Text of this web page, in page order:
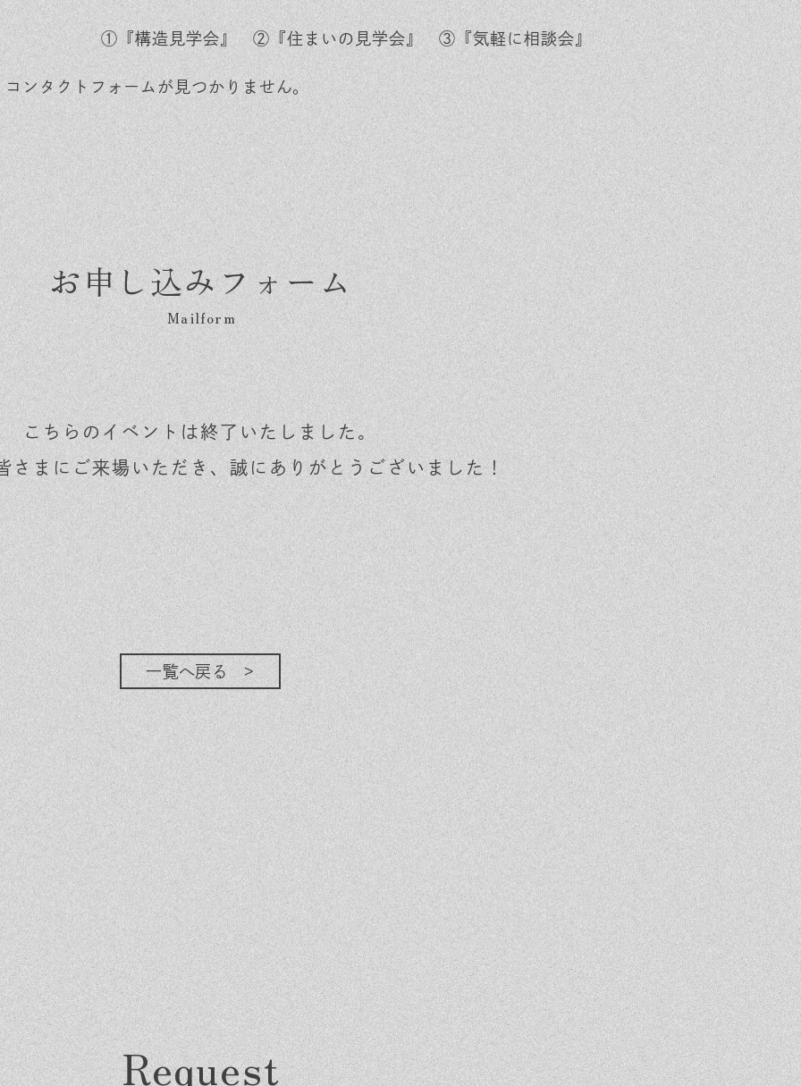
①『構造見学会』 ②『住まいの見学会』 ③『気軽に相談会』
コンタクトフォームが見つかりません。
お申し込みフォーム
こちらのイベントは終了いたしました。
さまにご来場いただき、誠にありがとうございました！
一覧へ戻る